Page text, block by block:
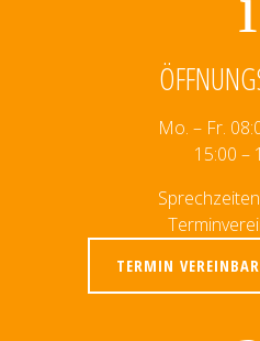
Mo. – Fr.
15:00 –
TERMIN